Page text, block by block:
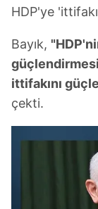
HDP'ye
Bayık,
ittifakını
çekti.